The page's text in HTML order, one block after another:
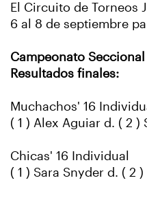
El Circuito de Torneos
6 al 8 de septiembre
Campeonato
Resultados finales:
Muchachos' 16
( 1 ) Alex Aguiar d. ( 2 )
Chicas' 16 Individual
( 1 ) Sara Snyder d. ( 2